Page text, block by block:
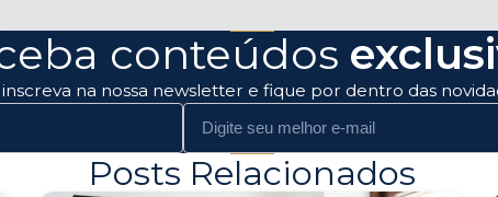
conteúdos
inscreva na nossa newsletter e fique por dentro das
Posts Relacionados